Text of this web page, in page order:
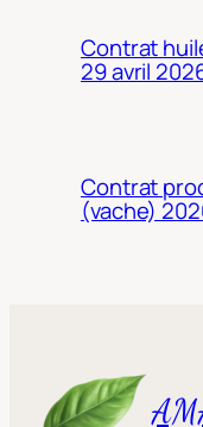
Contrat
29 avril
Contrat
(vache)